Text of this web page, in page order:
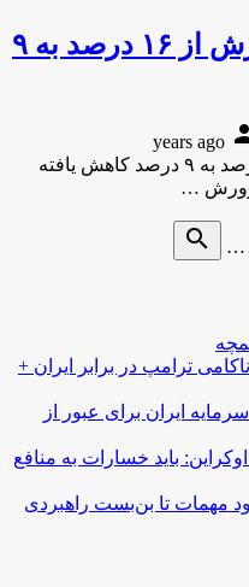
بودجه ۹۷ آموزش و پرورش از ۱۶ درصد به ۹
بودجه ۹۷ آموزش و پرورش از ۱۶ درصد به ۹ درصد کاهش یافته
search
ترامپ در برابر ایران +
ایران برای عبور از
باید خسارات به منافع
مهمات تا بن‌بست راهبردی